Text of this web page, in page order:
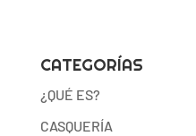
CATEGORÍAS
¿QUÉ ES?
CASQUERÍA